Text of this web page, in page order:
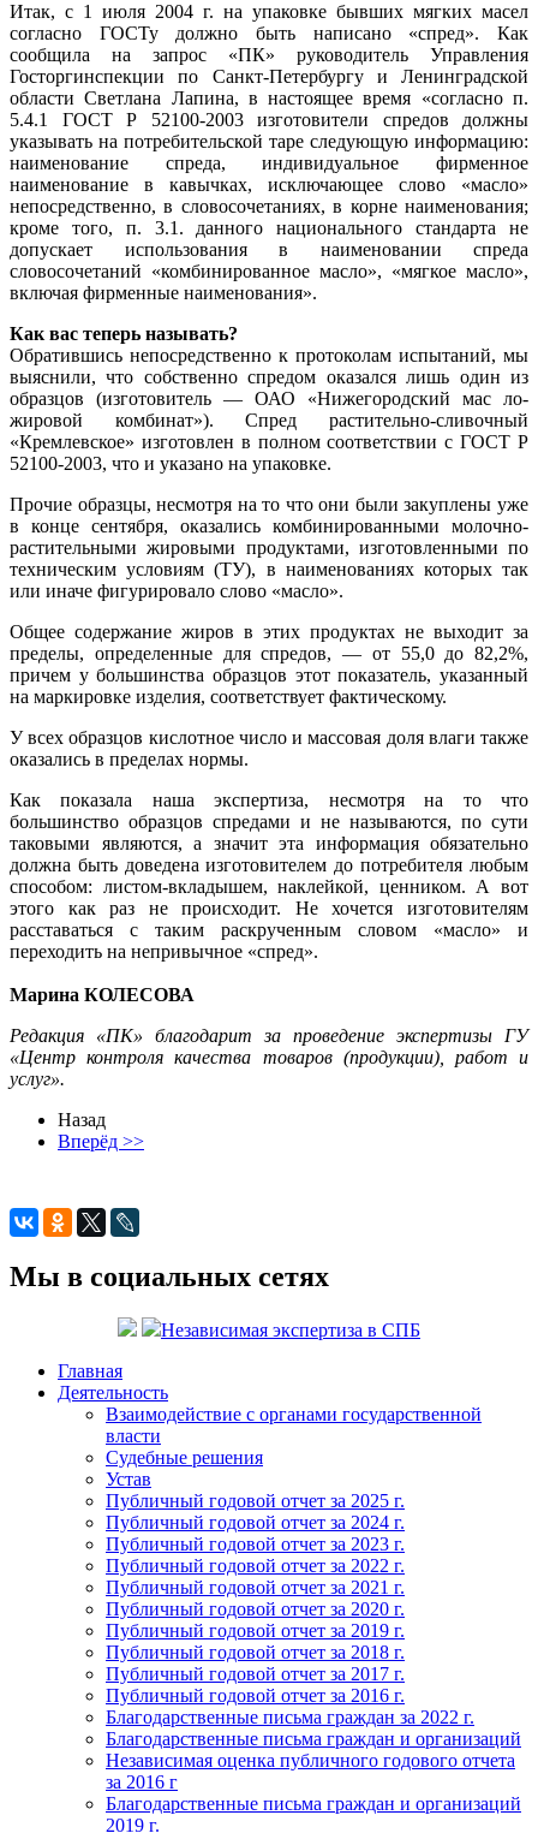
Итак, с 1 июля 2004 г. на упаковке бывших мягких масел
согласно ГОСТу должно быть написано «спред». Как
сообщила на запрос «ПК» руководитель Управления
Госторгинспекции по Санкт-Петербургу и Ленинградской
области Светлана Лапина, в настоящее время «согласно п.
5.4.1 ГОСТ Р 52100-2003 изготовители спредов должны
указывать на потребительской таре следующую информацию:
наименование спреда, индивидуальное фирменное
наименование в кавычках, исключающее слово «масло»
непосредственно, в словосочетаниях, в корне наименования;
кроме того, п. 3.1. данного национального стандарта не
допускает использования в наименовании спреда
словосочетаний «комбинированное масло», «мягкое масло»,
включая фирменные наименования».
Как вас теперь называть?
Обратившись непосредственно к протоколам испытаний, мы
выяснили, что собственно спредом оказался лишь один из
образцов (изготовитель — ОАО «Нижегородский мас ло-
жировой комбинат»). Спред растительно-сливочный
«Кремлевское» изготовлен в полном соответствии с ГОСТ Р
52100-2003, что и указано на упаковке.
Прочие образцы, несмотря на то что они были закуплены уже
в конце сентября, оказались комбинированными молочно-
растительными жировыми продуктами, изготовленными по
техническим условиям (ТУ), в наименованиях которых так
или иначе фигурировало слово «масло».
Общее содержание жиров в этих продуктах не выходит за
пределы, определенные для спредов, — от 55,0 до 82,2%,
причем у большинства образцов этот показатель, указанный
на маркировке изделия, соответствует фактическому.
У всех образцов кислотное число и массовая доля влаги также
оказались в пределах нормы.
Как показала наша экспертиза, несмотря на то что
большинство образцов спредами и не называются, по сути
таковыми являются, а значит эта информация обязательно
должна быть доведена изготовителем до потребителя любым
способом: листом-вкладышем, наклейкой, ценником. А вот
этого как раз не происходит. Не хочется изготовителям
расставаться с таким раскрученным словом «масло» и
переходить на непривычное «спред».
Марина КОЛЕСОВА
Редакция «ПК» благодарит за проведение экспертизы ГУ
«Центр контроля качества товаров (продукции), работ и
услуг».
Назад
Вперёд >>
Мы в социальных сетях
Независимая экспертиза в СПБ
Главная
Деятельность
Взаимодействие с органами государственной
власти
Судебные решения
Устав
Публичный годовой отчет за 2025 г.
Публичный годовой отчет за 2024 г.
Публичный годовой отчет за 2023 г.
Публичный годовой отчет за 2022 г.
Публичный годовой отчет за 2021 г.
Публичный годовой отчет за 2020 г.
Публичный годовой отчет за 2019 г.
Публичный годовой отчет за 2018 г.
Публичный годовой отчет за 2017 г.
Публичный годовой отчет за 2016 г.
Благодарственные письма граждан за 2022 г.
Благодарственные письма граждан и организаций
Независимая оценка публичного годового отчета
за 2016 г
Благодарственные письма граждан и организаций
2019 г.